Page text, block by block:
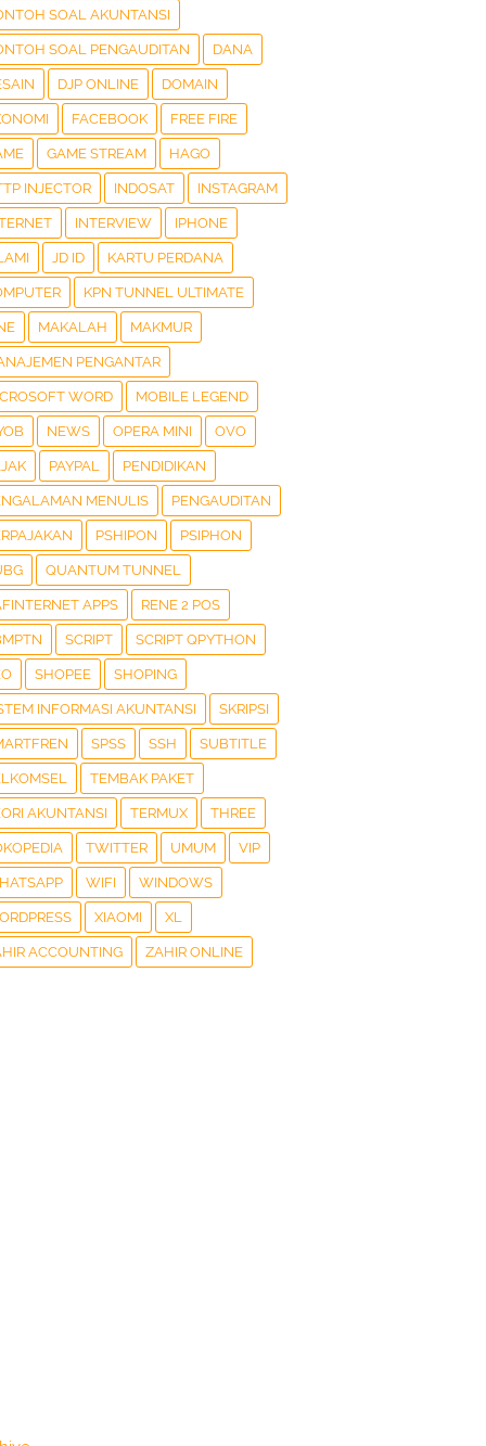
SOAL AKUNTANSI
SOAL PENGAUDITAN DANA
DJP ONLINE DOMAIN
FACEBOOK FREE FIRE
GAME STREAM HAGO
INJECTOR INDOSAT INSTAGRAM
INTERVIEW IPHONE
JD ID KARTU PERDANA
KPN TUNNEL ULTIMATE
MAKALAH MAKMUR
PENGANTAR
WORD MOBILE LEGEND
NEWS OPERA MINI OVO
PAYPAL PENDIDIKAN
MENULIS PENGAUDITAN
PSHIPON PSIPHON
QUANTUM TUNNEL
APPS RENE 2 POS
SCRIPT SCRIPT QPYTHON
SHOPEE SHOPING
INFORMASI AKUNTANSI SKRIPSI
SPSS SSH SUBTITLE
TEMBAK PAKET
AKUNTANSI TERMUX THREE
TWITTER UMUM VIP
WIFI WINDOWS
XIAOMI XL
ACCOUNTING ZAHIR ONLINE